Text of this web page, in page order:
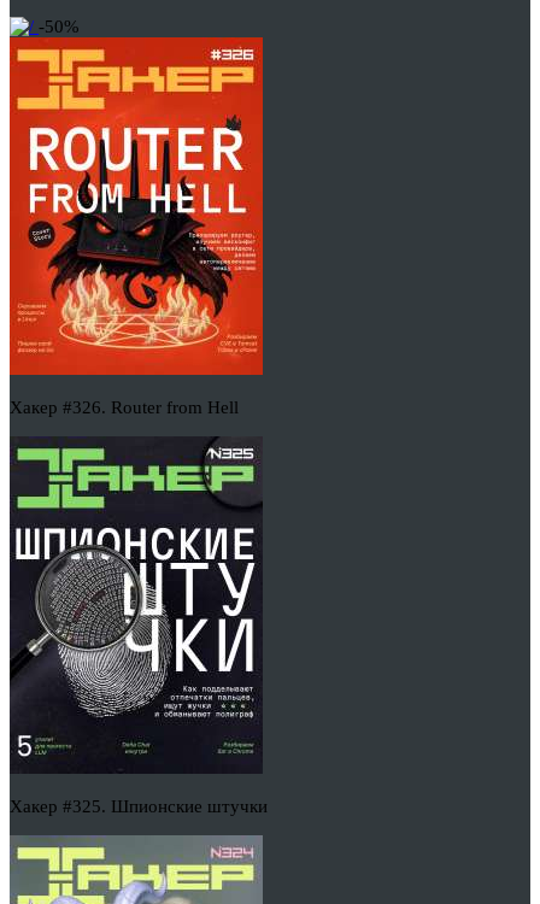
-50%
Хакер #326. Router from Hell
Хакер #325. Шпионские штучки